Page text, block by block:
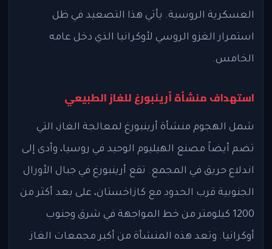
العسكرية الروسية. يأتي هذا التصعيد في ظل
استمرار الغزو الروسي لأوكرانيا الذي دخل عامه
الخامس.
استهداف منشأة أرينبورغ للغاز الطبيعي
شمل الهجوم منشأة أرينبورغ لمعالجة الغاز، التي
تضم أيضاً مصنع الهيليوم الوحيد في روسيا، وأدى إلى
اندلاع حريق في المجمع. تقع أرينبورغ في جبال الأورال
الجنوبية قرب الحدود مع كازاخستان، على بعد أكثر من
1200 كيلومتر من خط المواجهة في شرق وجنوب
أوكرانيا. وتعد هذه المنشأة من أكبر مجمعات الغاز